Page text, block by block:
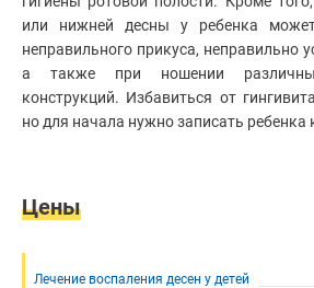
Установка брекетов
Хирургическая стоматология
Эстетическая стоматология
Имплантация зубов
Отбеливание зубов
Детская стоматология
Лечение стоматита у детей
или нижней десны у ребенка может
неправильного прикуса, неправильно
а также при ношении различных
конструкций. Избавиться от
но для начала нужно записать ребенка
Цены
Лечение воспаления десен у детей
Лечение
Диагностика
в
стоматологии
Реставрация
Диагностика
имплантолог
Врачи
Статьи